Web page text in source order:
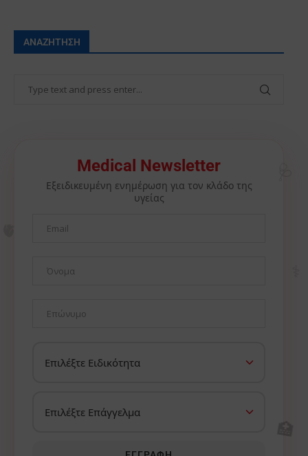
ΑΝΑΖΉΤΗΣΗ
Medical Newsletter
Εξειδικευμένη ενημέρωση για τον κλάδο της
υγείας